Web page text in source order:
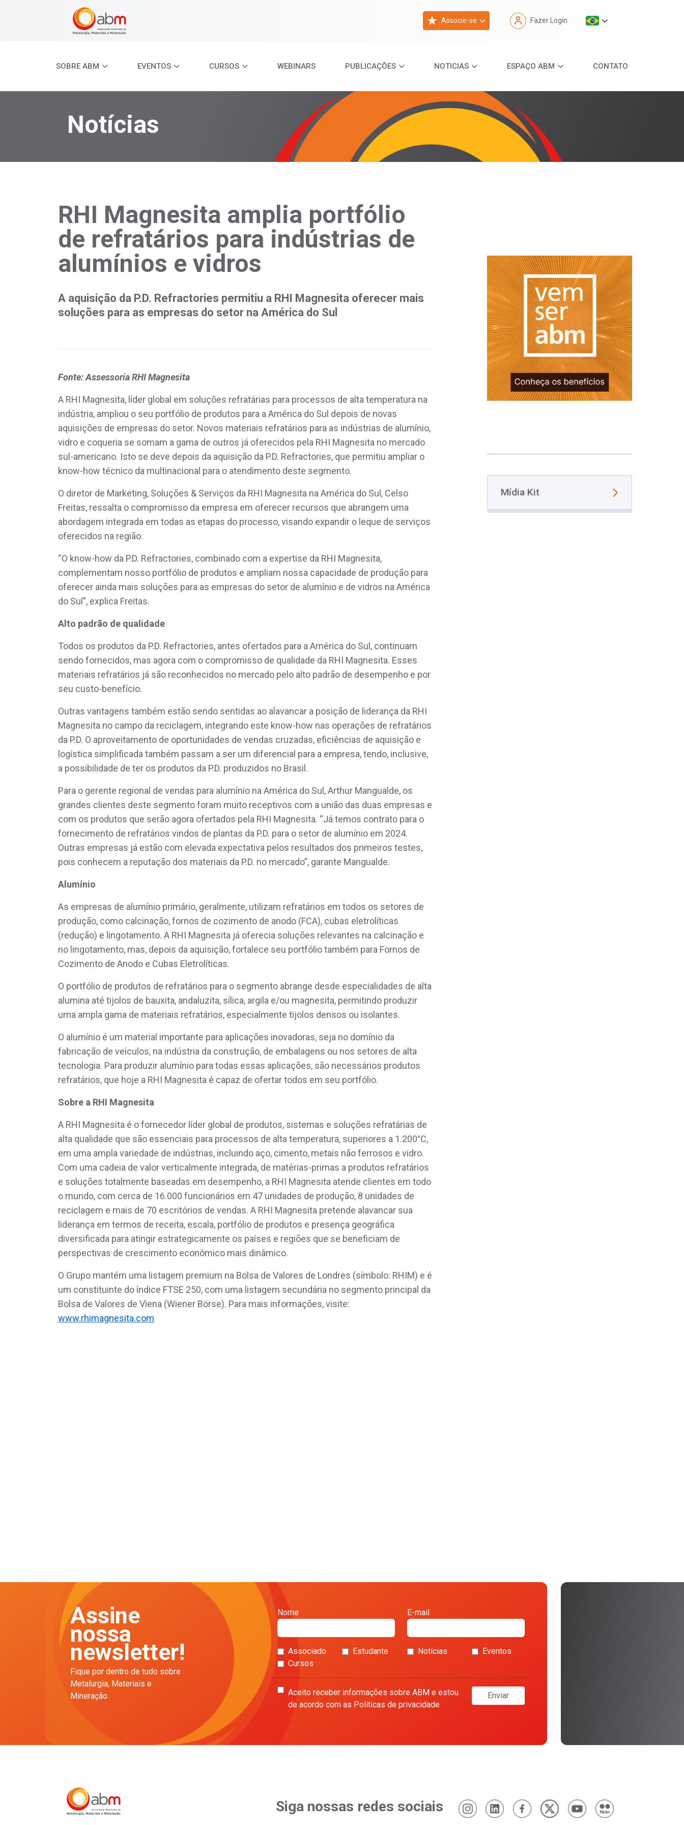
Associe-se Fazer Login
SOBRE ABM EVENTOS CURSOS WEBINARS PUBLICAÇÕES NOTICIAS ESPAÇO ABM CONTATO
Notícias
RHI Magnesita amplia portfólio
de refratários para indústrias de
alumínios e vidros
A aquisição da P.D. Refractories permitiu a RHI Magnesita oferecer mais
soluções para as empresas do setor na América do Sul
Fonte: Assessoria RHI Magnesita
A RHI Magnesita, líder global em soluções refratárias para processos de alta temperatura na
indústria, ampliou o seu portfólio de produtos para a América do Sul depois de novas
aquisições de empresas do setor. Novos materiais refratários para as indústrias de alumínio,
vidro e coqueria se somam a gama de outros já oferecidos pela RHI Magnesita no mercado
sul-americano. Isto se deve depois da aquisição da P.D. Refractories, que permitiu ampliar o
know-how técnico da multinacional para o atendimento deste segmento.
O diretor de Marketing, Soluções & Serviços da RHI Magnesita na América do Sul, Celso
Freitas, ressalta o compromisso da empresa em oferecer recursos que abrangem uma
abordagem integrada em todas as etapas do processo, visando expandir o leque de serviços
oferecidos na região.
“O know-how da P.D. Refractories, combinado com a expertise da RHI Magnesita,
complementam nosso portfólio de produtos e ampliam nossa capacidade de produção para
oferecer ainda mais soluções para as empresas do setor de alumínio e de vidros na América
do Sul”, explica Freitas.
Alto padrão de qualidade
Todos os produtos da P.D. Refractories, antes ofertados para a América do Sul, continuam
sendo fornecidos, mas agora com o compromisso de qualidade da RHI Magnesita. Esses
materiais refratários já são reconhecidos no mercado pelo alto padrão de desempenho e por
seu custo-benefício.
Outras vantagens também estão sendo sentidas ao alavancar a posição de liderança da RHI
Magnesita no campo da reciclagem, integrando este know-how nas operações de refratários
da P.D. O aproveitamento de oportunidades de vendas cruzadas, eficiências de aquisição e
logística simplificada também passam a ser um diferencial para a empresa, tendo, inclusive,
a possibilidade de ter os produtos da P.D. produzidos no Brasil.
Para o gerente regional de vendas para alumínio na América do Sul, Arthur Mangualde, os
grandes clientes deste segmento foram muito receptivos com a união das duas empresas e
com os produtos que serão agora ofertados pela RHI Magnesita. “Já temos contrato para o
fornecimento de refratários vindos de plantas da P.D. para o setor de alumínio em 2024.
Outras empresas já estão com elevada expectativa pelos resultados dos primeiros testes,
pois conhecem a reputação dos materiais da P.D. no mercado”, garante Mangualde.
Alumínio
As empresas de alumínio primário, geralmente, utilizam refratários em todos os setores de
produção, como calcinação, fornos de cozimento de anodo (FCA), cubas eletrolíticas
(redução) e lingotamento. A RHI Magnesita já oferecia soluções relevantes na calcinação e
no lingotamento, mas, depois da aquisição, fortalece seu portfólio também para Fornos de
Cozimento de Anodo e Cubas Eletrolíticas.
O portfólio de produtos de refratários para o segmento abrange desde especialidades de alta
alumina até tijolos de bauxita, andaluzita, sílica, argila e/ou magnesita, permitindo produzir
uma ampla gama de materiais refratários, especialmente tijolos densos ou isolantes.
O alumínio é um material importante para aplicações inovadoras, seja no domínio da
fabricação de veículos, na indústria da construção, de embalagens ou nos setores de alta
tecnologia. Para produzir alumínio para todas essas aplicações, são necessários produtos
refratários, que hoje a RHI Magnesita é capaz de ofertar todos em seu portfólio.
Sobre a RHI Magnesita
A RHI Magnesita é o fornecedor líder global de produtos, sistemas e soluções refratárias de
alta qualidade que são essenciais para processos de alta temperatura, superiores a 1.200°C,
em uma ampla variedade de indústrias, incluindo aço, cimento, metais não ferrosos e vidro.
Com uma cadeia de valor verticalmente integrada, de matérias-primas a produtos refratários
e soluções totalmente baseadas em desempenho, a RHI Magnesita atende clientes em todo
o mundo, com cerca de 16.000 funcionários em 47 unidades de produção, 8 unidades de
reciclagem e mais de 70 escritórios de vendas. A RHI Magnesita pretende alavancar sua
liderança em termos de receita, escala, portfólio de produtos e presença geográfica
diversificada para atingir estrategicamente os países e regiões que se beneficiam de
perspectivas de crescimento econômico mais dinâmico.
O Grupo mantém uma listagem premium na Bolsa de Valores de Londres (símbolo: RHIM) e é
um constituinte do índice FTSE 250, com uma listagem secundária no segmento principal da
Bolsa de Valores de Viena (Wiener Börse). Para mais informações, visite:
www.rhimagnesita.com
Mídia Kit
Assine
nossa
newsletter!
Fique por dentro de tudo sobre
Metalurgia, Materiais e
Mineração.
Nome E-mail
Associado Estudante Notícias
Eventos
Cursos
Aceito receber informações sobre ABM e estou
de acordo com as Políticas de privacidade
Enviar
Siga nossas redes sociais